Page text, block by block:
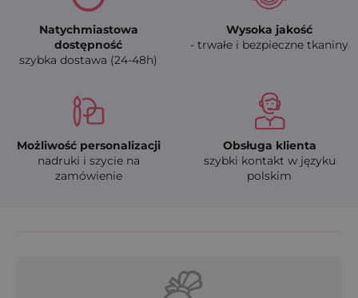
Natychmiastowa
dostępność
szybka dostawa (24-48h)
Wysoka jakość
- trwałe i bezpieczne tkaniny
Możliwość personalizacji
nadruki i szycie na
zamówienie
Obsługa klienta
szybki kontakt w języku
polskim